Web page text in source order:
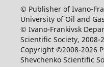
© Publisher of Ivano-
University of Oil and
© Ivano-Frankivsk
Scientific Society, 2008-
Copyright ©2008-2026
Shevchenko Scientific